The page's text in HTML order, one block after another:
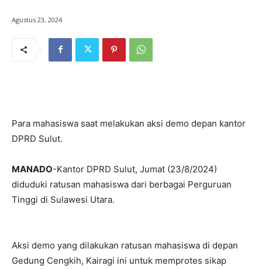
Agustus 23, 2024
Para mahasiswa saat melakukan aksi demo depan kantor
DPRD Sulut.
MANADO-Kantor DPRD Sulut, Jumat (23/8/2024)
diduduki ratusan mahasiswa dari berbagai Perguruan
Tinggi di Sulawesi Utara.
Aksi demo yang dilakukan ratusan mahasiswa di depan
Gedung Cengkih, Kairagi ini untuk memprotes sikap